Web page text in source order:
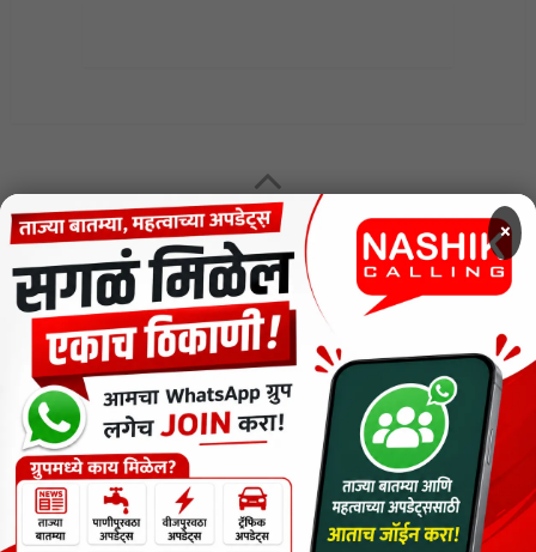
MENU
CODE OF ETHICS FOR DIGITAL NEWS WEBSITES
Contact Us
Privacy Policy
Short News
ThemeNcode PDF Viewer SC [Do not Delete]
वाचकांना विनम्र सूचना
×